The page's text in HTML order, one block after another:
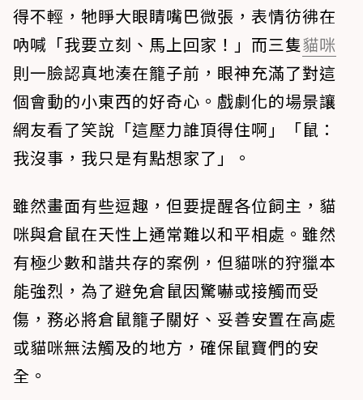
得不輕，牠睜大眼睛嘴巴微張，表情彷彿在
吶喊「我要立刻、馬上回家！」而三隻貓咪
則一臉認真地湊在籠子前，眼神充滿了對這
個會動的小東西的好奇心。戲劇化的場景讓
網友看了笑說「這壓力誰頂得住啊」「鼠：
我沒事，我只是有點想家了」。
雖然畫面有些逗趣，但要提醒各位飼主，貓
咪與倉鼠在天性上通常難以和平相處。雖然
有極少數和諧共存的案例，但貓咪的狩獵本
能強烈，為了避免倉鼠因驚嚇或接觸而受
傷，務必將倉鼠籠子關好、妥善安置在高處
或貓咪無法觸及的地方，確保鼠寶們的安
全。